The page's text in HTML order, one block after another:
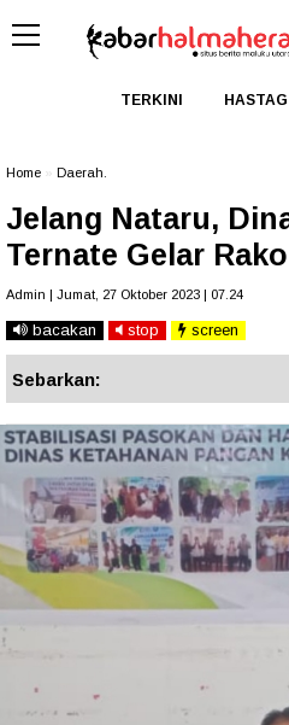
TERKINI HASTAG
Home Daerah.
Jelang Nataru,
Ternate Gelar
Admin | Jumat, 27 Oktober 2023 | 07.24
bacakan stop screen
Sebarkan: